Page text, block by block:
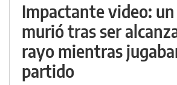
Impactante video:
murió tras ser
rayo mientras
partido